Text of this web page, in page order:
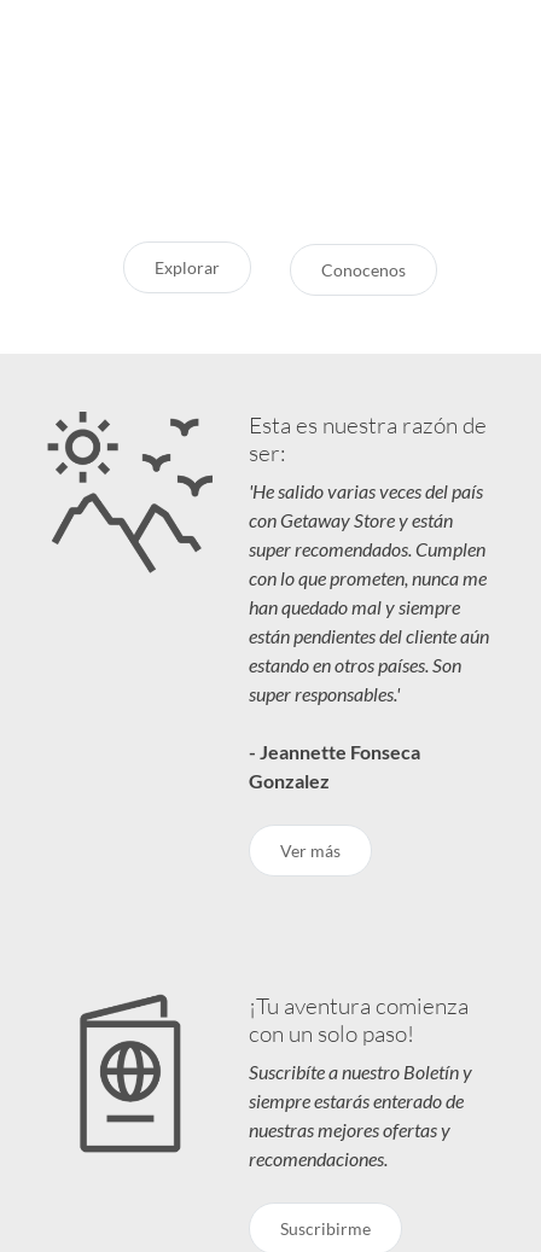
Explorar Conocenos
Esta es nuestra razón de
ser:
'He salido varias veces del país
con Getaway Store y están
super recomendados. Cumplen
con lo que prometen, nunca me
han quedado mal y siempre
están pendientes del cliente aún
estando en otros países. Son
super responsables.'
- Jeannette Fonseca
Gonzalez
Ver más
¡Tu aventura comienza
con un solo paso!
Suscribíte a nuestro Boletín y
siempre estarás enterado de
nuestras mejores ofertas y
recomendaciones.
Suscribirme